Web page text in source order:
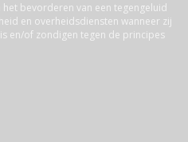
bevorderen van een tegengeluid
en overheidsdiensten wanneer zij
en/of zondigen tegen de principes